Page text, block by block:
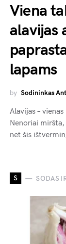
Viena
alavijas
lapams
by Sodininkas
Alavijas –
Nenoriai
net šis
S SODAS